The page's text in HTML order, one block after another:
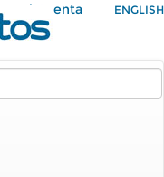
Mi Cuenta ENGLISH